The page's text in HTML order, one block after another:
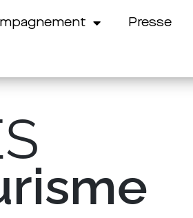
Presse